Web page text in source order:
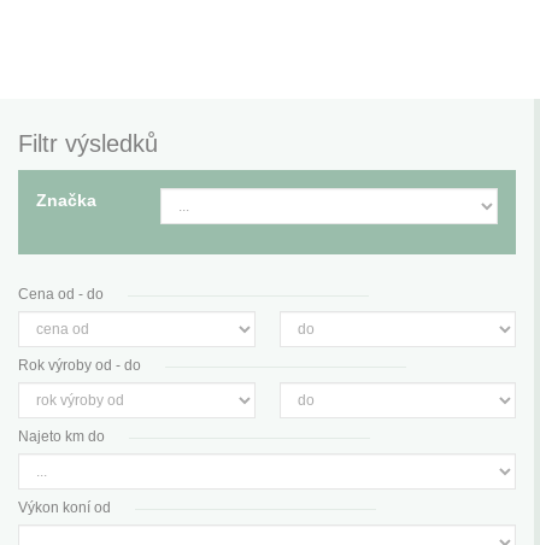
Filtr výsledků
Značka
Cena od - do
Rok výroby od - do
Najeto km do
Výkon koní od